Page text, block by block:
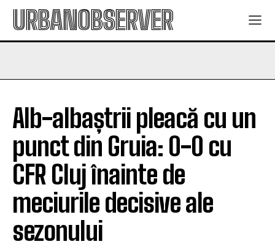
URBANOBSERVER
Alb-albaștrii pleacă cu un
punct din Gruia: 0-0 cu
CFR Cluj înainte de
meciurile decisive ale
sezonului